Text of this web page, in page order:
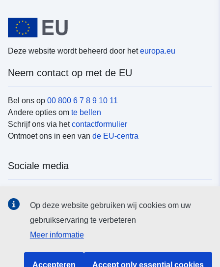
Deze website wordt beheerd door heteuropa.eu
Neem contact op met de EU
Bel ons op 00 800 6 7 8 9 10 11
Andere opties om te bellen
Schrijf ons via hetcontactformulier
Ontmoet ons in een van de EU-centra
Sociale media
EU-instellingen en -organen
Op deze website gebruiken wij cookies om uw
gebruikservaring te verbeteren
Meer informatie
Accepteren Accept only essential cookies